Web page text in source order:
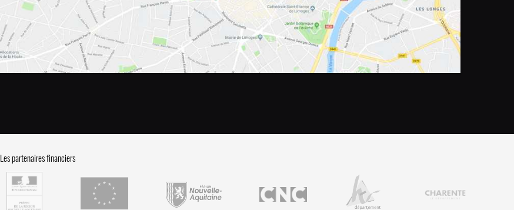
Les partenaires financiers